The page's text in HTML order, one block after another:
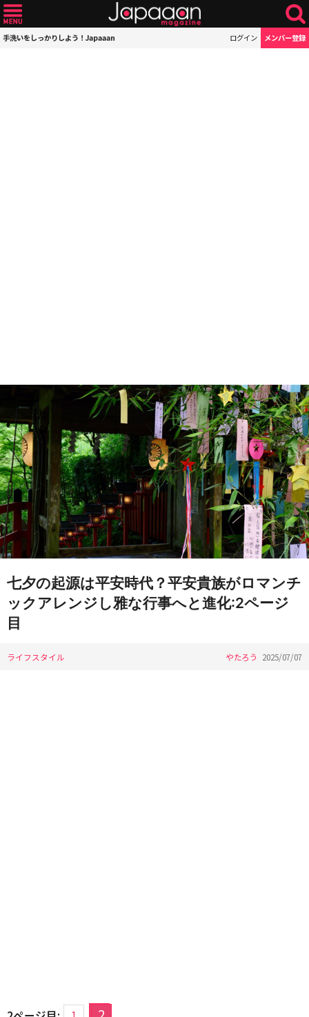
手洗いをしっかりしよう！Japaaan ログイン メンバー登録
七夕の起源は平安時代？平安貴族がロマンチ
ックアレンジし雅な行事へと進化:2ページ
目
ライフスタイル やたろう 2025/07/07